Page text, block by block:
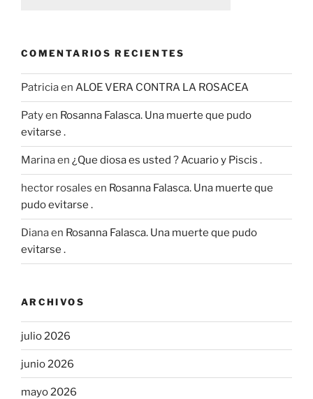
COMENTARIOS RECIENTES
Patriciaen ALOE VERA CONTRA LA ROSACEA
Patyen Rosanna Falasca. Una muerte que pudo
evitarse .
Marinaen ¿Que diosa es usted ? Acuario y Piscis .
hector rosales en Rosanna Falasca. Una muerte que
pudo evitarse .
Dianaen Rosanna Falasca. Una muerte que pudo
evitarse .
ARCHIVOS
julio 2026
junio 2026
mayo 2026